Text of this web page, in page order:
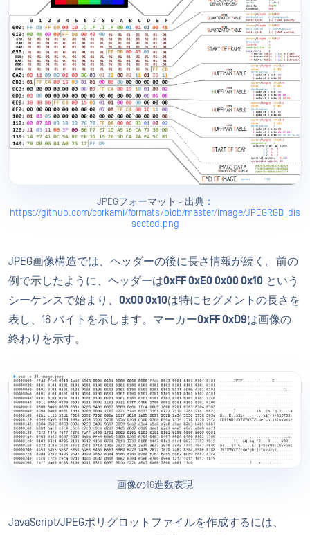
JPEGフォーマット - 出典：
https://github.com/corkami/formats/blob/master/image/JPEGRGB_dis
sected.png
JPEG画像構造では、ヘッダーの後に長さ情報が続く。前の
例で示したように、ヘッダーは0xFF 0xE0 0x00 0x10 という
シーケンスで始まり、 0x00 0x10は特にセグメントの長さを
表し、16 バイトを示します。マーカー0xFF 0xD9は画像の
終わりを示す。
画像の16進数表現
JavaScript/JPEGポリグロットファイルを作成するには、